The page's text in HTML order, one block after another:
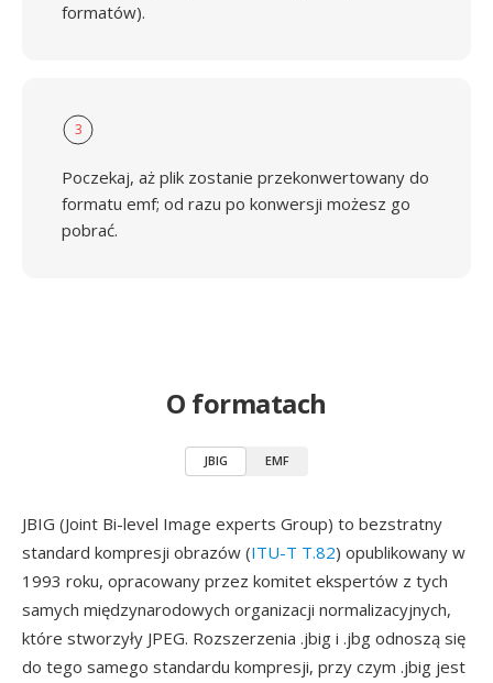
formatów).
3
Poczekaj, aż plik zostanie przekonwertowany do
formatu emf; od razu po konwersji możesz go
pobrać.
O formatach
JBIG EMF
JBIG (Joint Bi-level Image experts Group) to bezstratny
standard kompresji obrazów (ITU-T T.82) opublikowany w
1993 roku, opracowany przez komitet ekspertów z tych
samych międzynarodowych organizacji normalizacyjnych,
które stworzyły JPEG. Rozszerzenia .jbig i .jbg odnoszą się
do tego samego standardu kompresji, przy czym .jbig jest